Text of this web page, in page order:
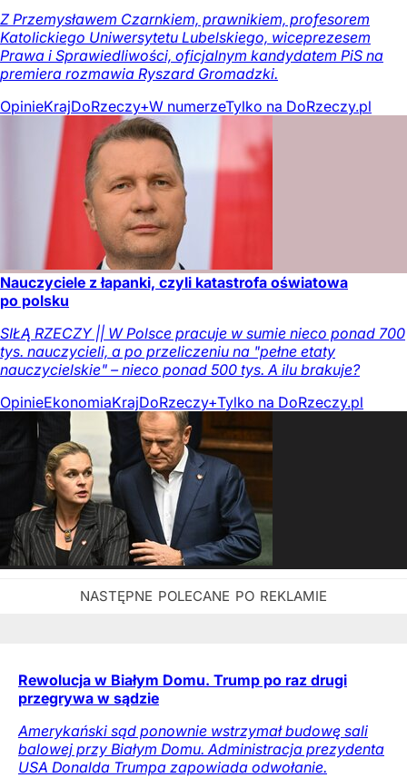
Z Przemysławem Czarnkiem, prawnikiem, profesorem
Katolickiego Uniwersytetu Lubelskiego, wiceprezesem
Prawa i Sprawiedliwości, oficjalnym kandydatem PiS na
premiera rozmawia Ryszard Gromadzki.
OpinieKrajDoRzeczy+W numerzeTylko na DoRzeczy.pl
Nauczyciele z łapanki, czyli katastrofa oświatowa
po polsku
SIŁĄ RZECZY || W Polsce pracuje w sumie nieco ponad 700
tys. nauczycieli, a po przeliczeniu na "pełne etaty
nauczycielskie" – nieco ponad 500 tys. A ilu brakuje?
OpinieEkonomiaKrajDoRzeczy+Tylko na DoRzeczy.pl
Rewolucja w Białym Domu. Trump po raz drugi
przegrywa w sądzie
Amerykański sąd ponownie wstrzymał budowę sali
balowej przy Białym Domu. Administracja prezydenta
USA Donalda Trumpa zapowiada odwołanie.